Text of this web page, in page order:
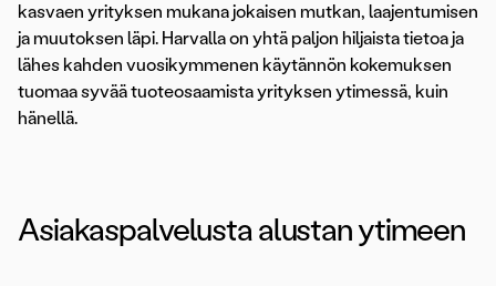
kasvaen yrityksen mukana jokaisen mutkan, laajentumisen
ja muutoksen läpi. Harvalla on yhtä paljon hiljaista tietoa ja
lähes kahden vuosikymmenen käytännön kokemuksen
tuomaa syvää tuoteosaamista yrityksen ytimessä, kuin
hänellä.
Asiakaspalvelusta alustan ytimeen